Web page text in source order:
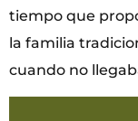
tiempo que
la familia
cuando no